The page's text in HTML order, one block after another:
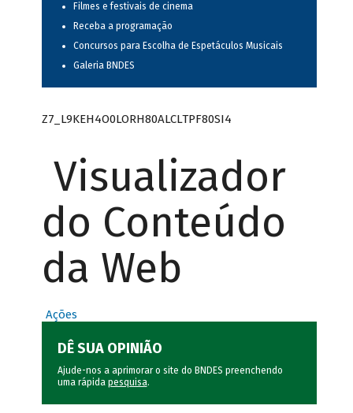
Filmes e festivais de cinema
Receba a programação
Concursos para Escolha de Espetáculos Musicais
Galeria BNDES
Z7_L9KEH4O0LORH80ALCLTPF80SI4
Visualizador
do Conteúdo
da Web
Ações
DÊ SUA OPINIÃO
Ajude-nos a aprimorar o site do BNDES preenchendo
uma rápida pesquisa.